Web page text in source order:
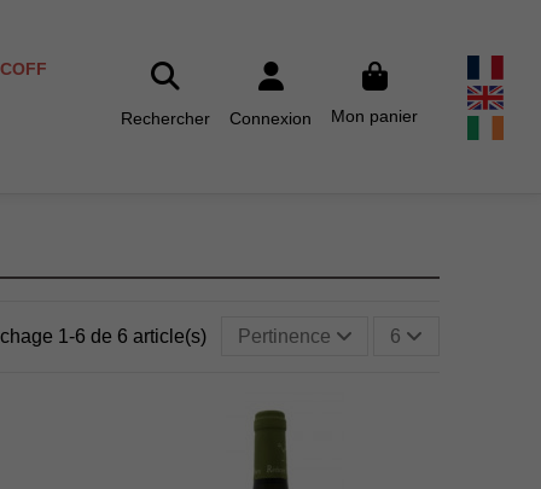
Rechercher Connexion Mon panier
1-6 de 6 article(s) Pertinence 6